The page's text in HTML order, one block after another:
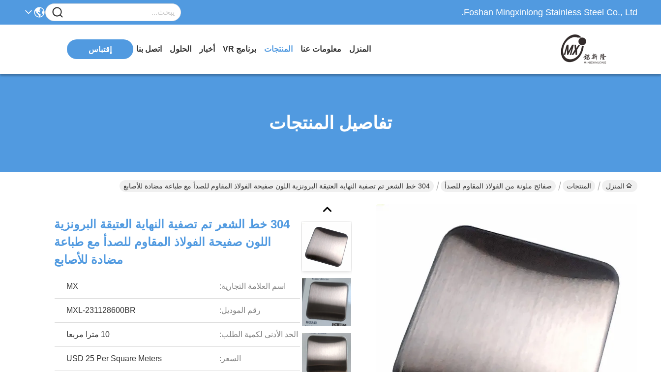
Foshan Mingxinlong Stainless Steel Co., Ltd.
المنزل معلومات عنا المنتجات برنامج VR أخبار الحلول اتصل بنا إقتباس
تفاصيل المنتجات
المنزل المنتجات صفائح ملونة من الفولاذ المقاوم للصدأ 304 خط الشعر تم تصفية النهاية العتيقة البرونزية اللون صفيحة الفولاذ المقاوم للصدأ مع طباعة مضادة للأصابع
304 خط الشعر تم تصفية النهاية العتيقة البرونزية
اللون صفيحة الفولاذ المقاوم للصدأ مع طباعة
مضادة للأصابع
اسم العلامة التجارية: MX
رقم الموديل: MXL-231128600BR
الحد الأدنى لكمية الطلب: 10 مترا مربعا
السعر: USD 25 Per Square Meters